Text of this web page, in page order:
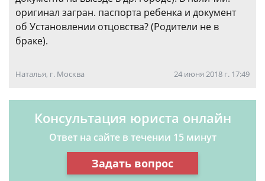
оригинал загран. паспорта ребенка и документ
об Установлении отцовства? (Родители не в
браке).
Наталья, г. Москва 24 июня 2018 г. 17:49
Консультация юриста онлайн
Ответ на сайте в течении 15 минут
Задать вопрос